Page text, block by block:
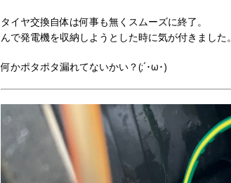
タイヤ交換自体は何事も無くスムーズに終了。
んで発電機を収納しようとした時に気が付きました。
何かポタポタ漏れてないかい？(;´･ω･)